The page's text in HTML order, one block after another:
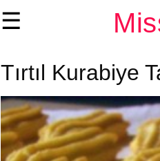
☰
Tırtıl Kurabiye